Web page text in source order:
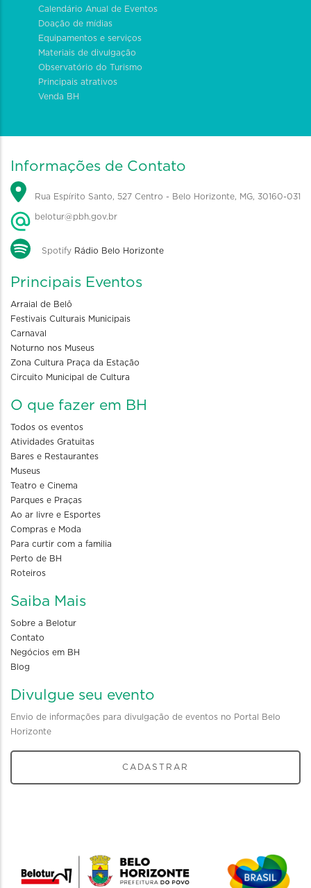
Calendário Anual de Eventos
Doação de mídias
Equipamentos e serviços
Materiais de divulgação
Observatório do Turismo
Principais atrativos
Venda BH
Informações de Contato
Rua Espírito Santo, 527 Centro - Belo Horizonte, MG, 30160-031
belotur@pbh.gov.br
Spotify Rádio Belo Horizonte
Principais Eventos
Arraial de Belô
Festivais Culturais Municipais
Carnaval
Noturno nos Museus
Zona Cultura Praça da Estação
Circuito Municipal de Cultura
O que fazer em BH
Todos os eventos
Atividades Gratuitas
Bares e Restaurantes
Museus
Teatro e Cinema
Parques e Praças
Ao ar livre e Esportes
Compras e Moda
Para curtir com a familia
Perto de BH
Roteiros
Saiba Mais
Sobre a Belotur
Contato
Negócios em BH
Blog
Divulgue seu evento
Envio de informações para divulgação de eventos no Portal Belo
Horizonte
CADASTRAR